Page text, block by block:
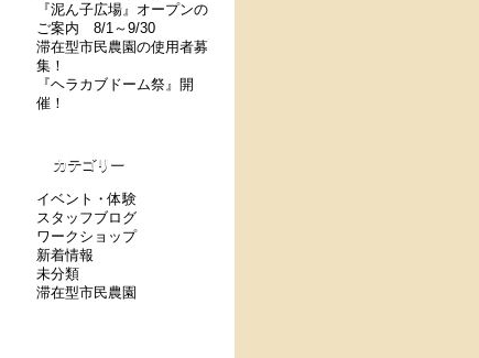
『泥ん子広場』オープンの
ご案内 8/1～9/30
滞在型市民農園の使用者募
集！
『ヘラカブドーム祭』開
催！
カテゴリー
イベント・体験
スタッフブログ
ワークショップ
新着情報
未分類
滞在型市民農園